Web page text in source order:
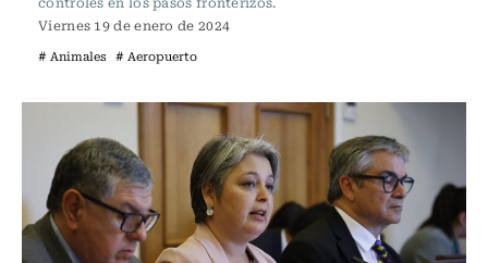
Viernes 19 de enero de 2024
# Animales # Aeropuerto